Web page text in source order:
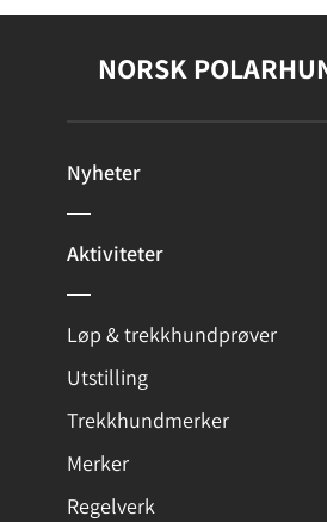
NORSK
Nyheter
Aktiviteter
Løp & trekkhundprøver
Utstilling
Trekkhundmerker
Merker
Regelverk